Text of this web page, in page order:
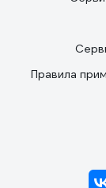
Правила